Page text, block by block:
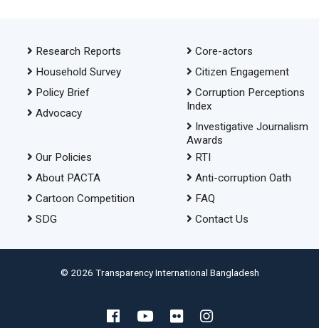
Research Reports
Household Survey
Policy Brief
Advocacy
Core-actors
Citizen Engagement
Corruption Perceptions
Index
Investigative Journalism
Awards
Our Policies
About PACTA
Cartoon Competition
SDG
RTI
Anti-corruption Oath
FAQ
Contact Us
© 2026 Transparency International Bangladesh